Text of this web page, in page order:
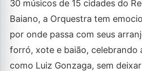
30 músicos de 15 cidades do
Baiano, a Orquestra tem
por onde passa com seus
forró, xote e baião, celebrando
como Luiz Gonzaga, sem